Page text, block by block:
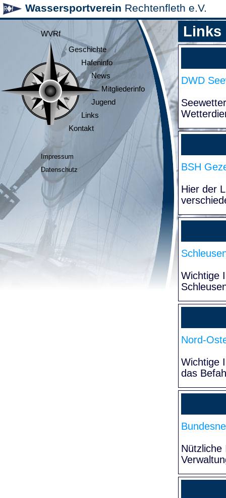
Wassersportverein Rechtenfleth e.V.
WVRf
Geschichte
Hafeninfo
News
Mitgliederinfo
Jugend
Links
Kontakt
Impressum
Datenschutz
Links
DWD
BSH
Hier der
Wichtige
Nord-
Wichtige
das
Nützliche